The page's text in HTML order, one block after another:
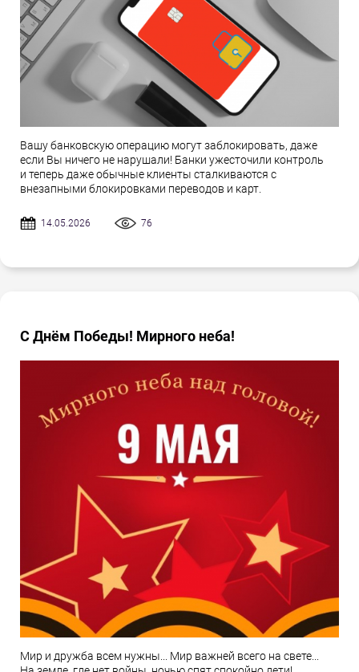
Вашу банковскую операцию могут заблокировать, даже
если Вы ничего не нарушали! Банки ужесточили контроль
и теперь даже обычные клиенты сталкиваются с
внезапными блокировками переводов и карт.
14.05.2026 76
С Днём Победы! Мирного неба!
Мир и дружба всем нужны... Мир важней всего на свете...